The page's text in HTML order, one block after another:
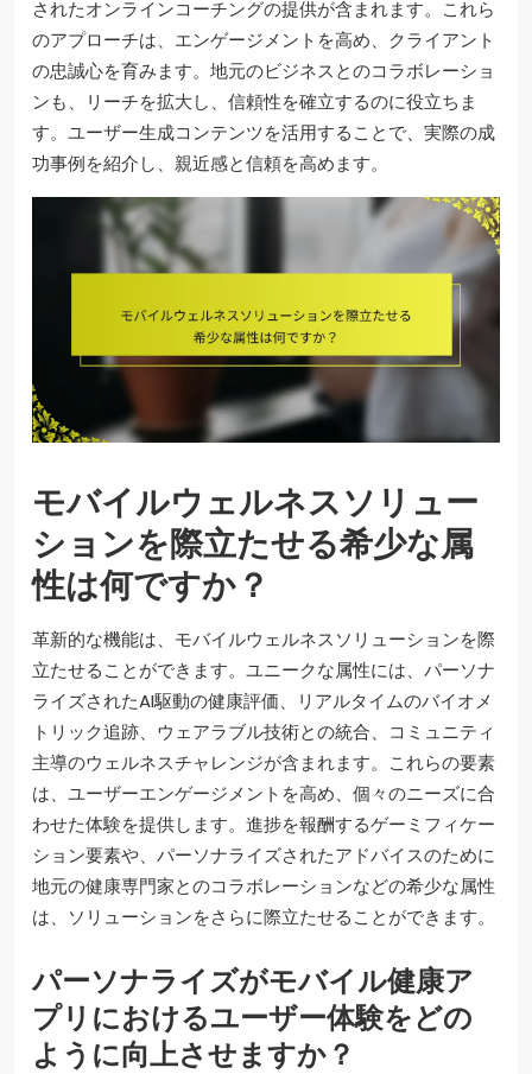
されたオンラインコーチングの提供が含まれます。これら
のアプローチは、エンゲージメントを高め、クライアント
の忠誠心を育みます。地元のビジネスとのコラボレーショ
ンも、リーチを拡大し、信頼性を確立するのに役立ちま
す。ユーザー生成コンテンツを活用することで、実際の成
功事例を紹介し、親近感と信頼を高めます。
モバイルウェルネスソリュー
ションを際立たせる希少な属
性は何ですか？
革新的な機能は、モバイルウェルネスソリューションを際
立たせることができます。ユニークな属性には、パーソナ
ライズされたAI駆動の健康評価、リアルタイムのバイオメ
トリック追跡、ウェアラブル技術との統合、コミュニティ
主導のウェルネスチャレンジが含まれます。これらの要素
は、ユーザーエンゲージメントを高め、個々のニーズに合
わせた体験を提供します。進捗を報酬するゲーミフィケー
ション要素や、パーソナライズされたアドバイスのために
地元の健康専門家とのコラボレーションなどの希少な属性
は、ソリューションをさらに際立たせることができます。
パーソナライズがモバイル健康ア
プリにおけるユーザー体験をどの
ように向上させますか？